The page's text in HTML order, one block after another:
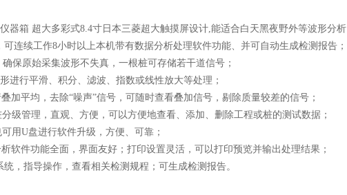
器箱 超大多彩式8.4寸日本三菱超大触摸屏设计,能适合白天黑夜野外等波形分析
可连续工作8小时以上本机带有数据分析处理软件功能、并可自动生成检测报告；
保原始采集波形不失真，一根桩可存储若干道信号；
进行平滑、积分、滤波、指数或线性放大等处理；
平均，去除“噪声”信号，可随时查看叠加信号，剔除质量较差的信号；
管理，直观、方便，可以方便地查看、添加、删除工程或桩的测试数据；
用U盘进行软件升级，方便、可靠；
软件功能全面，界面友好；打印设置灵活，可以打印预览并输出处理结果；
，指导操作，查看相关检测规程；可生成检测报告。